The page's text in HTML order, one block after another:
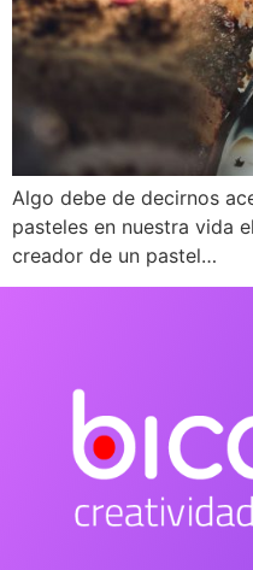
Algo debe de decirnos
pasteles en nuestra vida
creador de un pastel…